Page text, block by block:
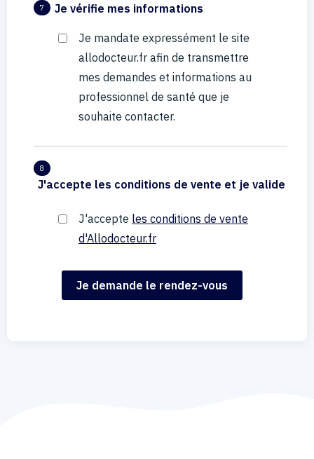
7 Je vérifie mes informations
Je mandate expressément le site
allodocteur.fr afin de transmettre
mes demandes et informations au
professionnel de santé que je
souhaite contacter.
8
J'accepte les conditions de vente et je valide
J'accepte les conditions de vente
d'Allodocteur.fr